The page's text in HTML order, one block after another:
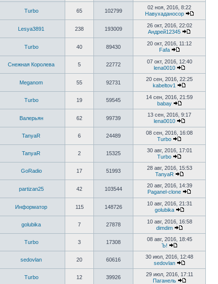
Turbo 65 102799
02 ноя, 2016, 8:22
Навухаданосор
Lesya3891 238 193009
26 окт, 2016, 22:02
Андрей12345
Turbo 40 89430
20 окт, 2016, 11:12
Fafa
Снежная Королева 5 22772
07 окт, 2016, 12:40
lena0010
Meganom 55 92731
20 сен, 2016, 22:25
kabeltov1
Turbo 19 59545
14 сен, 2016, 21:59
babay
Валерьян 62 99739
13 сен, 2016, 9:17
lena0010
TanyaR 6 24489
08 сен, 2016, 16:08
Turbo
TanyaR 2 15325
30 авг, 2016, 17:01
Turbo
GoRadio 17 51993
28 авг, 2016, 15:53
TanyaR
partizan25 42 103544
20 авг, 2016, 14:39
Paganel-clone
Информатор 115 148726
10 авг, 2016, 21:31
golubika
golubika 7 27878
10 авг, 2016, 16:58
dimdim
Turbo 3 17308
08 авг, 2016, 18:45
Ъ!
sedovlan 20 60616
30 июл, 2016, 12:48
sedovlan
Turbo 12 39926
29 июл, 2016, 17:11
Паганель